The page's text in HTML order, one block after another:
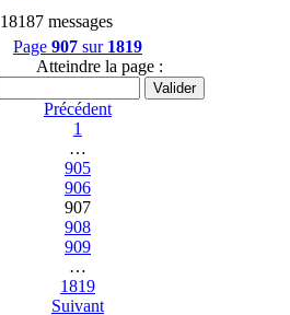
18187 messages
Page 907 sur 1819
Atteindre la page :
Précédent
1
…
905
906
907
908
909
…
1819
Suivant